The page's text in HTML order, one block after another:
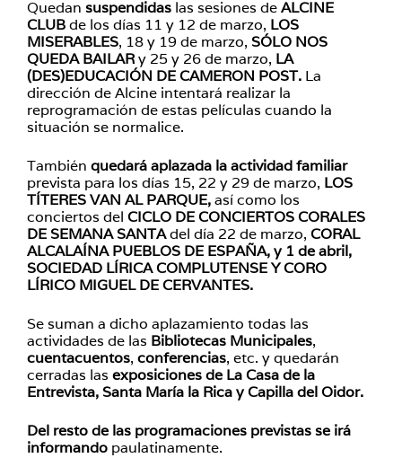
Quedan suspendidas las sesiones deALCINE
CLUBde los días 11 y 12 de marzo, LOS
MISERABLES, 18 y 19 de marzo, SÓLO NOS
QUEDA BAILARy 25 y 26 de marzo, LA
(DES)EDUCACIÓN DE CAMERON POST. La
dirección de Alcine intentará realizar la
reprogramación de estas películas cuando la
situación se normalice.
También quedará aplazada la actividad familiar
prevista para los días 15, 22 y 29 de marzo, LOS
TÍTERES VAN AL PARQUE,así como los
conciertos del CICLO DE CONCIERTOS CORALES
DE SEMANA SANTAdel día 22 de marzo, CORAL
ALCALAÍNA PUEBLOS DE ESPAÑA, y 1 de abril,
SOCIEDAD LÍRICA COMPLUTENSE Y CORO
LÍRICO MIGUEL DE CERVANTES.
Se suman a dicho aplazamiento todas las
actividades de las Bibliotecas Municipales,
cuentacuentos, conferencias, etc. y quedarán
cerradas las exposiciones de La Casa de la
Entrevista, Santa María la Rica y Capilla del Oidor.
Del resto de las programaciones previstas se irá
informando paulatinamente.